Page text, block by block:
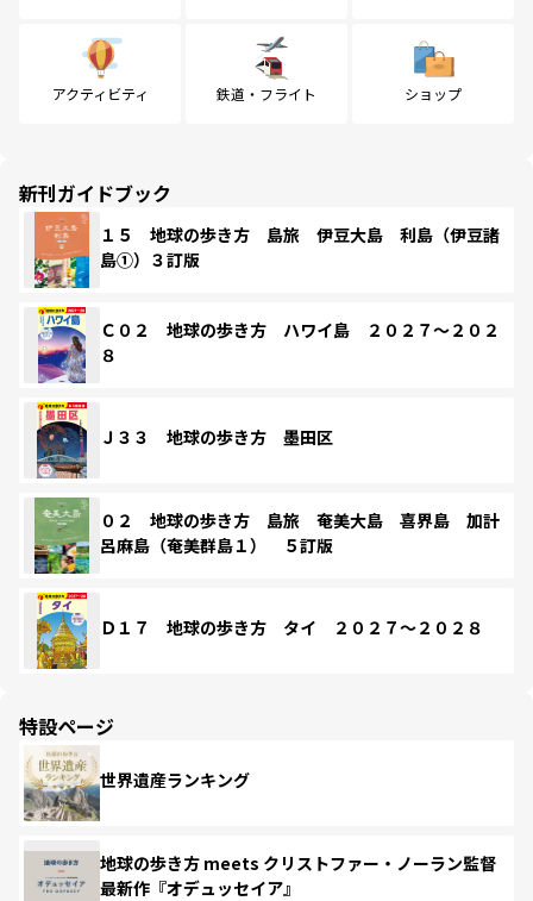
アクティビティ 鉄道・フライト ショップ
新刊ガイドブック
１５ 地球の歩き方 島旅 伊豆大島 利島（伊豆諸
島①）３訂版
Ｃ０２ 地球の歩き方 ハワイ島 ２０２７～２０２
８
Ｊ３３ 地球の歩き方 墨田区
０２ 地球の歩き方 島旅 奄美大島 喜界島 加計
呂麻島（奄美群島１） ５訂版
Ｄ１７ 地球の歩き方 タイ ２０２７～２０２８
特設ページ
世界遺産ランキング
地球の歩き方 meets クリストファー・ノーラン監督
最新作『オデュッセイア』